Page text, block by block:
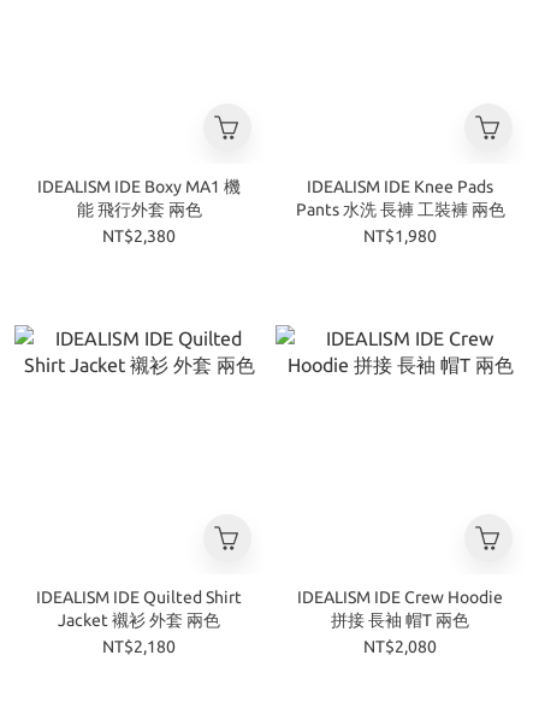
IDEALISM IDE Boxy MA1 機
能 飛行外套 兩色
NT$2,380
IDEALISM IDE Knee Pads
Pants 水洗 長褲 工裝褲 兩色
NT$1,980
IDEALISM IDE Quilted Shirt
Jacket 襯衫 外套 兩色
NT$2,180
IDEALISM IDE Crew Hoodie
拼接 長袖 帽T 兩色
NT$2,080